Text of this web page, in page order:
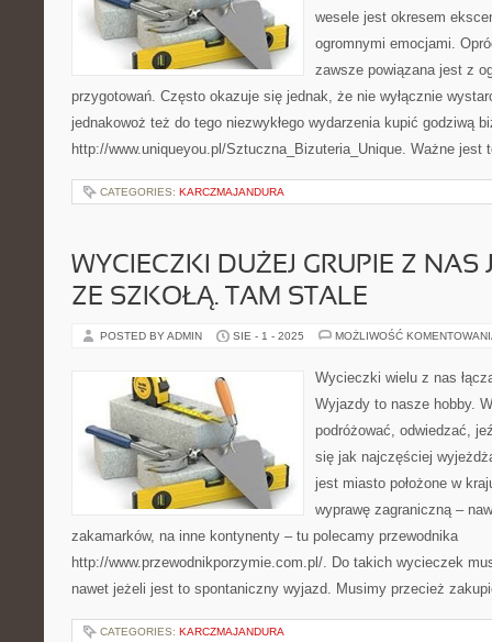
wesele jest okresem
ogromnymi emocjami.
zawsze powiązana jest z
przygotowań. Często okazuje się jednak, że nie wyłącznie
jednakowoż też do tego niezwykłego wydarzenia kupić godziwą
http://www.uniqueyou.pl/Sztuczna_Bizuteria_Unique. Ważne
CATEGORIES: KARCZMAJANDURA
WYCIECZKI DUŻEJ GRUPIE Z NAS
ZE SZKOŁĄ. TAM STALE
POSTED BY ADMIN SIE - 1 - 2025 MOŻLIWOŚĆ
Wycieczki wielu z nas
Wyjazdy to nasze hobby.
podróżować, odwiedzać,
się jak najczęściej
jest miasto położone w
wyprawę zagraniczną –
zakamarków, na inne kontynenty – tu polecamy przewodnika
http://www.przewodnikporzymie.com.pl/. Do takich wycieczek
nawet jeżeli jest to spontaniczny wyjazd. Musimy przecież
CATEGORIES: KARCZMAJANDURA